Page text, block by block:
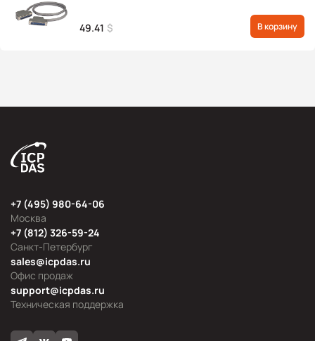
49.41 $ В корзину
Москва
+7 (495) 980-64-06
Офис продаж
sales@icpdas.ru
Санкт-Петербург
+7 (812) 326-59-24
Техническая поддержка
support@icpdas.ru